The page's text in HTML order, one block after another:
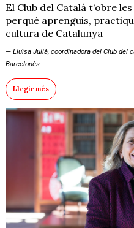
El Club del Català t’obre
perquè aprenguis,
cultura de Catalunya
Lluïsa Julià, coordinadora del Club del
Barcelonès
Llegir més